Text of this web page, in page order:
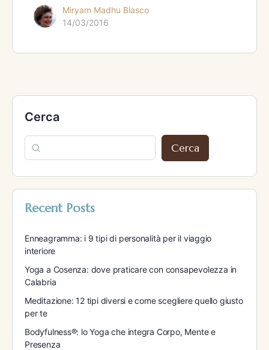
Miryam Madhu Blasco
14/03/2016
Cerca
Cerca
Recent Posts
Enneagramma: i 9 tipi di personalità per il viaggio
interiore
Yoga a Cosenza: dove praticare con consapevolezza in
Calabria
Meditazione: 12 tipi diversi e come scegliere quello giusto
per te
Bodyfulness®: lo Yoga che integra Corpo, Mente e
Presenza